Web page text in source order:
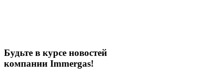
Будьте в курсе новостей
компании Immergas!